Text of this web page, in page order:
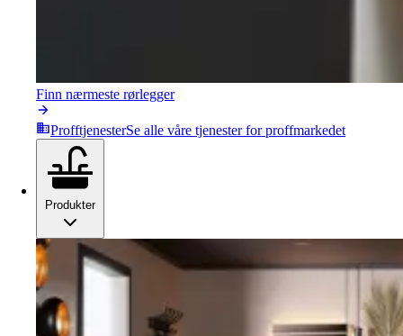
Finn nærmeste rørlegger
ProfftjenesterSe alle våre tjenester for proffmarkedet
Produkter